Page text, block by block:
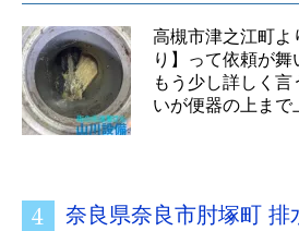
高槻市津之江町よ
り】って依頼が
もう少し詳しく
いが便器の上まで
奈良県奈良市肘塚町 排